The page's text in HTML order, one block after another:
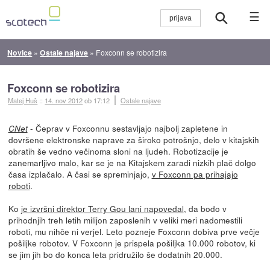
☰
Novice »Ostale najave » Foxconn se robotizira
Foxconn se robotizira
Matej Huš :: 14. nov 2012ob 17:12 Ostale najave
CNet- Čeprav v Foxconnu sestavljajo najbolj zapletene in
dovršene elektronske naprave za široko potrošnjo, delo v kitajskih
obratih še vedno večinoma sloni na ljudeh. Robotizacije je
zanemarljivo malo, kar se je na Kitajskem zaradi nizkih plač dolgo
časa izplačalo. A časi se spreminjajo, v Foxconn pa prihajajo
roboti.
Ko je izvršni direktor Terry Gou lani napovedal, da bodo v
prihodnjih treh letih milijon zaposlenih v veliki meri nadomestili
roboti, mu nihče ni verjel. Leto pozneje Foxconn dobiva prve večje
pošiljke robotov. V Foxconn je prispela pošiljka 10.000 robotov, ki
se jim jih bo do konca leta pridružilo še dodatnih 20.000.